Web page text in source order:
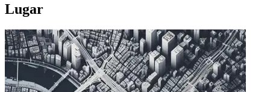
Lugar